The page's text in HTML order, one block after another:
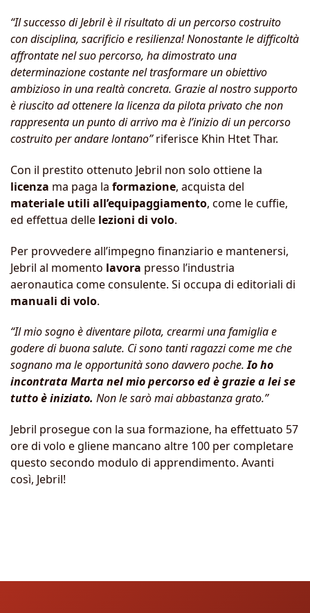
“Il successo di Jebril è il risultato di un percorso costruito
con disciplina, sacrificio e resilienza! Nonostante le difficoltà
affrontate nel suo percorso, ha dimostrato una
determinazione costante nel trasformare un obiettivo
ambizioso in una realtà concreta. Grazie al nostro supporto
è riuscito ad ottenere la licenza da pilota privato che non
rappresenta un punto di arrivo ma è l’inizio di un percorso
costruito per andare lontano”riferisce Khin Htet Thar.
Con il prestito ottenuto Jebril non solo ottiene la
licenza ma paga la formazione, acquista del
materiale utili all’equipaggiamento, come le cuffie,
ed effettua delle lezioni di volo.
Per provvedere all’impegno finanziario e mantenersi,
Jebril al momento lavora presso l’industria
aeronautica come consulente. Si occupa di editoriali di
manuali di volo.
“Il mio sogno è diventare pilota, crearmi una famiglia e
godere di buona salute. Ci sono tanti ragazzi come me che
sognano ma le opportunità sono davvero poche.Io ho
incontrata Marta nel mio percorso ed è grazie a lei se
tutto è iniziato. Non le sarò mai abbastanza grato.”
Jebril prosegue con la sua formazione, ha effettuato 57
ore di volo e gliene mancano altre 100 per completare
questo secondo modulo di apprendimento. Avanti
così, Jebril!